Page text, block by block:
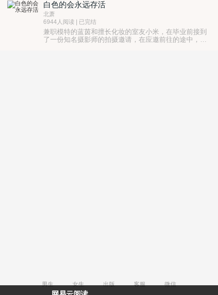
算卦起盘奇门遁甲、五行六爻七星八卦，她信手拈来。
直播见鬼了！她抓！评论见煞了！她灭！
总之一句话，大佬来袭，魑魅魍魉统统闪开！
白色的会永远存活
北萧
6944人阅读 | 已完结
兼职模特的蓝茵和擅长化妆的室友小米，在毕业前接到
了一份知名摄影师的拍摄邀请，在应邀前往的途中，缠
男生 女生 出版 客服
微信